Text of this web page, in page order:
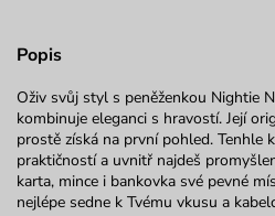
Popis
Oživ svůj styl s peněženkou Nightie
kombinuje eleganci s hravostí. Její
prostě získá na první pohled. Tenhle
praktičností a uvnitř najdeš
karta, mince i bankovka své pevné
nejlépe sedne k Tvému vkusu a